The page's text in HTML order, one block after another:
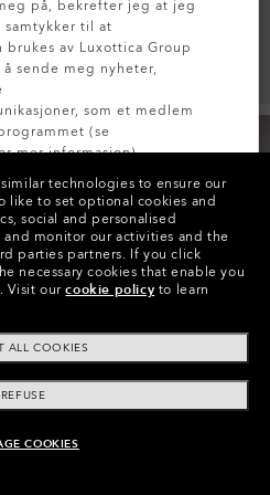
technologies to ensure our
like to set optional cookies and
social and personalised
monitor our activities and the
parties partners. If you click
necessary cookies that enable you
Visit ourcookie policy to learn
ALL COOKIES
REFUSE
COOKIES
på, bekrefter jeg at jeg
til at
brukes av Luxottica Group
sende meg nyheter,
som et medlem
(se
mer informasjon).